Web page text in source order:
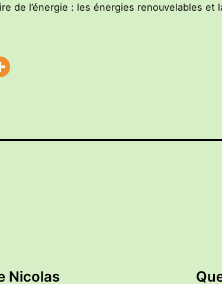
de l’énergie : les énergies renouvelables et
Nicolas